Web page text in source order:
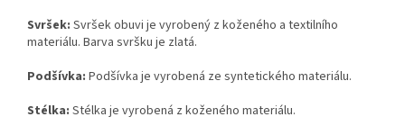
Svršek: Svršek obuvi je vyrobený z koženého a textilního
materiálu. Barva svršku je zlatá.
Podšívka: Podšívka je vyrobená ze syntetického materiálu.
Stélka: Stélka je vyrobená z koženého materiálu.